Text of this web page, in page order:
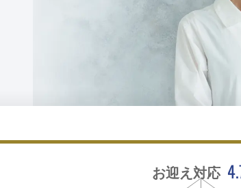
お迎え対応